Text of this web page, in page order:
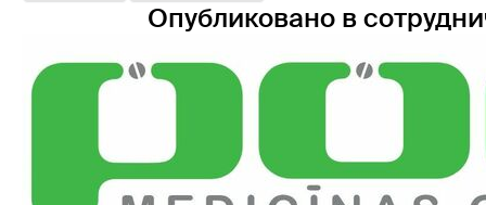
Опубликовано в